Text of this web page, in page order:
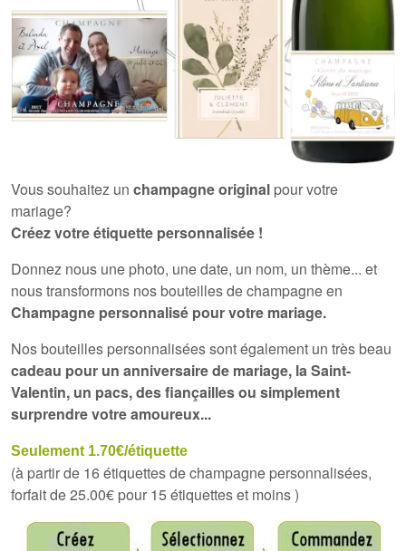
Vous souhaitez un champagne original pour votre
mariage?
Créez votre étiquette personnalisée !
Donnez nous une photo, une date, un nom, un thème... et
nous transformons nos bouteilles de champagne en
Champagne personnalisé pour votre mariage.
Nos bouteilles personnalisées sont également un très beau
cadeau pour un anniversaire de mariage, la Saint-
Valentin, un pacs, des fiançailles ou simplement
surprendre votre amoureux...
Seulement 1.70€/étiquette
(à partir de 16 étiquettes de champagne personnalisées,
forfait de 25.00€ pour 15 étiquettes et moins )